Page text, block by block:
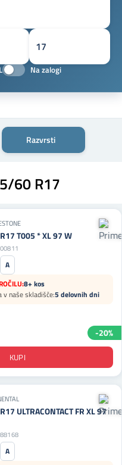
Na zalogi
Razvrsti
60 R17
T005 * XL 97 W
A
8+ kos
v naše skladišče:5 delovnih dni
-20%
ULTRACONTACT FR XL 97
A